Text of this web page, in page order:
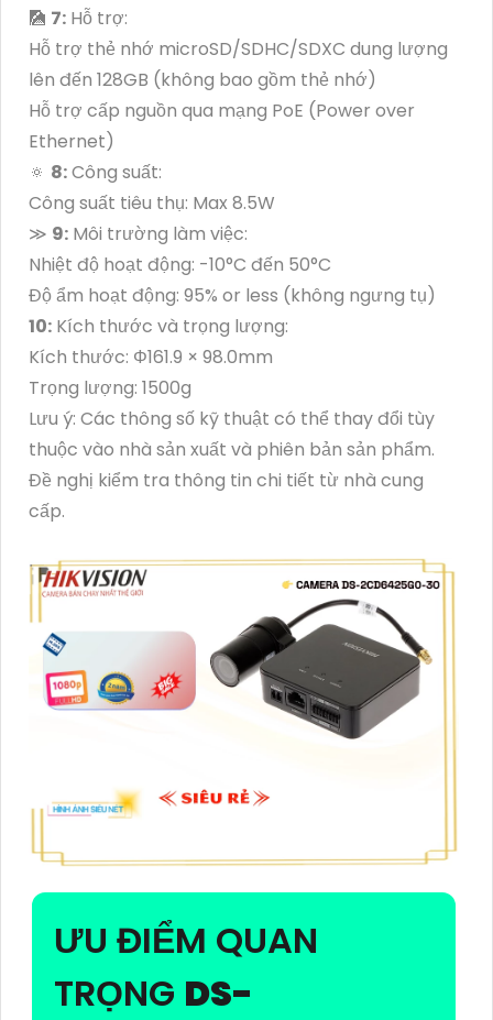
🎑 7: Hỗ trợ:
Hỗ trợ thẻ nhớ microSD/SDHC/SDXC dung lượng
lên đến 128GB (không bao gồm thẻ nhớ)
Hỗ trợ cấp nguồn qua mạng PoE (Power over
Ethernet)
🔅 8:Công suất:
Công suất tiêu thụ: Max 8.5W
≫ 9: Môi trường làm việc:
Nhiệt độ hoạt động: -10°C đến 50°C
Độ ẩm hoạt động: 95% or less (không ngưng tụ)
10: Kích thước và trọng lượng:
Kích thước: Φ161.9 × 98.0mm
Trọng lượng: 1500g
Lưu ý: Các thông số kỹ thuật có thể thay đổi tùy
thuộc vào nhà sản xuất và phiên bản sản phẩm.
Đề nghị kiểm tra thông tin chi tiết từ nhà cung
cấp.
ƯU ĐIỂM QUAN
TRỌNG DS-